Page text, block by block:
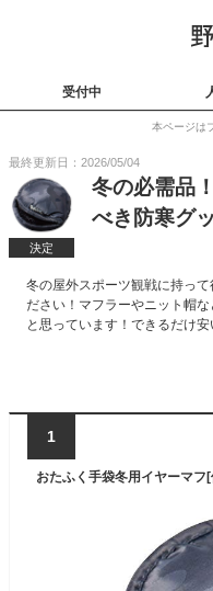
受付中
本ページは
最終更新日：2026/05/04
決定
冬の必需品
べき防寒グ
冬の屋外スポーツ観戦に持っ
ださい！マフラーやニット帽
と思っています！できるだけ
1